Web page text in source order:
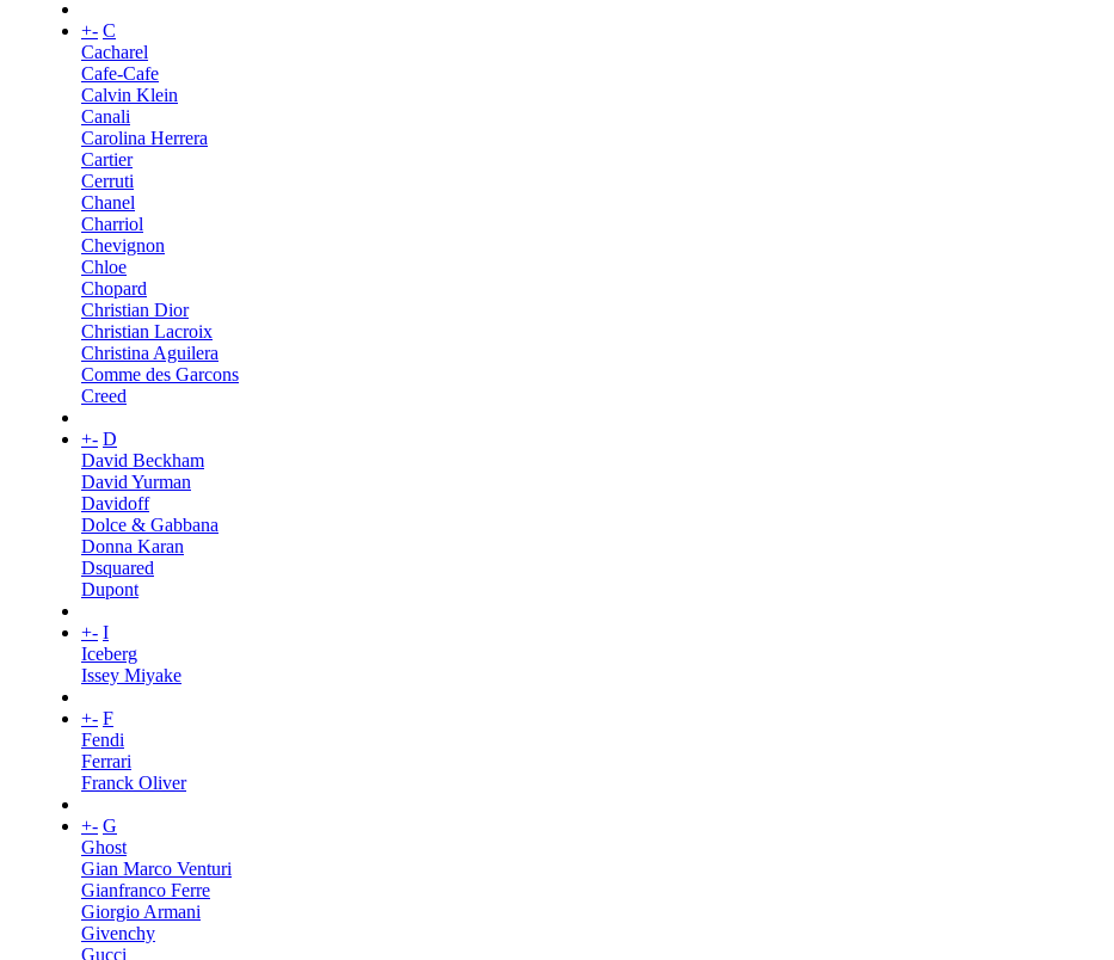
+- C
Cacharel
Cafe-Cafe
Calvin Klein
Canali
Carolina Herrera
Cartier
Cerruti
Chanel
Charriol
Chevignon
Chloe
Chopard
Christian Dior
Christian Lacroix
Christina Aguilera
Comme des Garcons
Creed
+- D
David Beckham
David Yurman
Davidoff
Dolce & Gabbana
Donna Karan
Dsquared
Dupont
+- I
Iceberg
Issey Miyake
+- F
Fendi
Ferrari
Franck Oliver
+- G
Ghost
Gian Marco Venturi
Gianfranco Ferre
Giorgio Armani
Givenchy
Gucci